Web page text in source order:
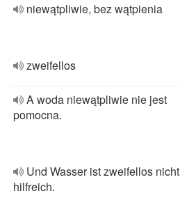
niewątpliwie, bez wątpienia
zweifellos
A woda niewątpliwie nie jest
pomocna.
Und Wasser ist zweifellos nicht
hilfreich.